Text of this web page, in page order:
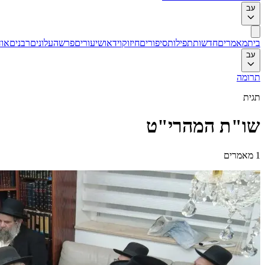
עב
ביתמאמריםחדשותתפילותסיפוריםחיזוקוידאושיעוריםפרשהעלוניםרבנים
עב
תרומה
תגית
שו"ת המהרי"ט
1 מאמרים